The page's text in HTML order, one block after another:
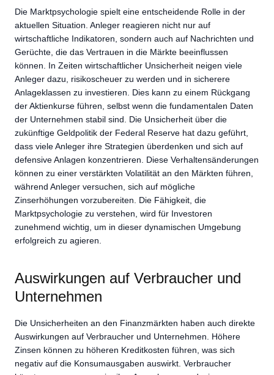
Die Marktpsychologie spielt eine entscheidende Rolle in der
aktuellen Situation. Anleger reagieren nicht nur auf
wirtschaftliche Indikatoren, sondern auch auf Nachrichten und
Gerüchte, die das Vertrauen in die Märkte beeinflussen
können. In Zeiten wirtschaftlicher Unsicherheit neigen viele
Anleger dazu, risikoscheuer zu werden und in sicherere
Anlageklassen zu investieren. Dies kann zu einem Rückgang
der Aktienkurse führen, selbst wenn die fundamentalen Daten
der Unternehmen stabil sind. Die Unsicherheit über die
zukünftige Geldpolitik der Federal Reserve hat dazu geführt,
dass viele Anleger ihre Strategien überdenken und sich auf
defensive Anlagen konzentrieren. Diese Verhaltensänderungen
können zu einer verstärkten Volatilität an den Märkten führen,
während Anleger versuchen, sich auf mögliche
Zinserhöhungen vorzubereiten. Die Fähigkeit, die
Marktpsychologie zu verstehen, wird für Investoren
zunehmend wichtig, um in dieser dynamischen Umgebung
erfolgreich zu agieren.
Auswirkungen auf Verbraucher und
Unternehmen
Die Unsicherheiten an den Finanzmärkten haben auch direkte
Auswirkungen auf Verbraucher und Unternehmen. Höhere
Zinsen können zu höheren Kreditkosten führen, was sich
negativ auf die Konsumausgaben auswirkt. Verbraucher